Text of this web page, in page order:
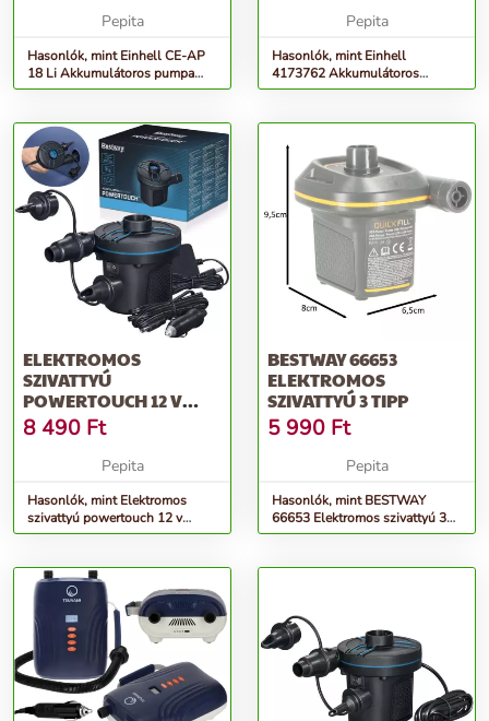
Pepita
Hasonlók, mint Einhell CE-AP
18 Li Akkumulátoros pumpa
(Akku és töltő nélkül)
Pepita
Hasonlók, mint Einhell
4173762 Akkumulátoros
pumpa (Akku és töltő nélkül)
ELEKTROMOS
SZIVATTYÚ
POWERTOUCH 12 V
BESTWAY 62255
8 490 Ft
Pepita
Hasonlók, mint Elektromos
szivattyú powertouch 12 v
bestway 62255
BESTWAY 66653
ELEKTROMOS
SZIVATTYÚ 3 TIPP
5 990 Ft
Pepita
Hasonlók, mint BESTWAY
66653 Elektromos szivattyú 3
tipp